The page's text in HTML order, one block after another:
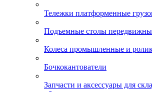
Тележки платформенные
Подъемные столы
Колеса промышленные и
Бочкокантователи
Запчасти и аксессуары для